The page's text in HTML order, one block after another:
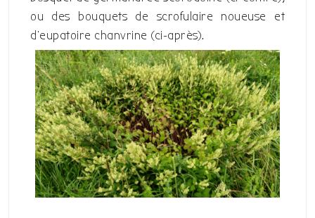
ou des bouquets de scrofulaire noueuse et
d’eupatoire chanvrine (ci-après).